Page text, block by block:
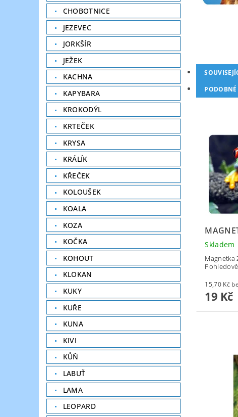
CHOBOTNICE
JEZEVEC
JORKŠÍR
JEŽEK
KACHNA
KAPYBARA
KROKODÝL
KRTEČEK
KRYSA
KRÁLÍK
KŘEČEK
KOLOUŠEK
KOALA
KOZA
KOČKA
KOHOUT
KLOKAN
KUKY
KUŘE
KUNA
KIVI
KŮŇ
LABUŤ
LAMA
LEOPARD
Skladem
Magnetka
19 Kč